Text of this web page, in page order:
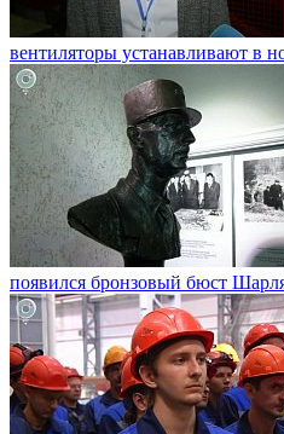
вентиляторы устанавливают в
появился бронзовый бюст